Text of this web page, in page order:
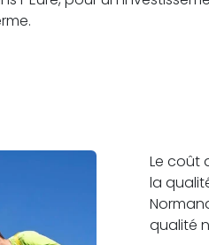
Le coût
la
qualité